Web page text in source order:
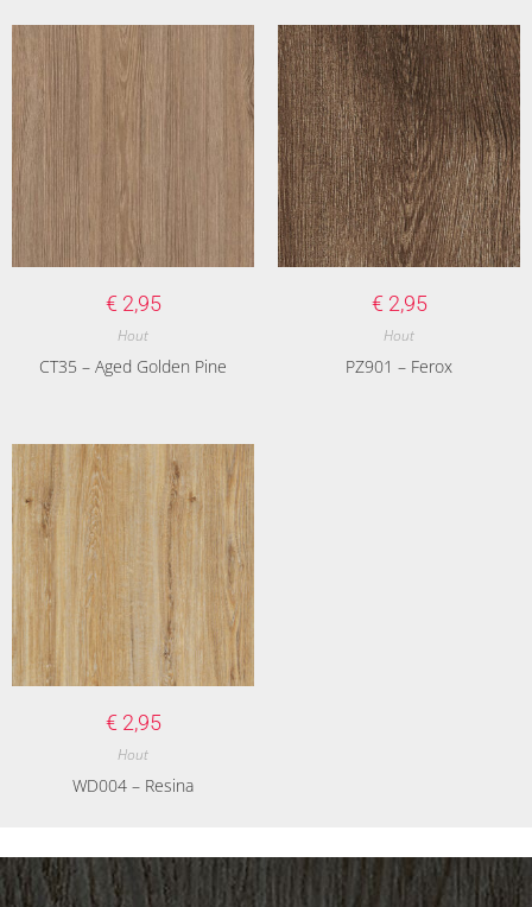
€ 2,95
Hout
CT35 – Aged Golden Pine
€ 2,95
Hout
PZ901 – Ferox
€ 2,95
Hout
WD004 – Resina